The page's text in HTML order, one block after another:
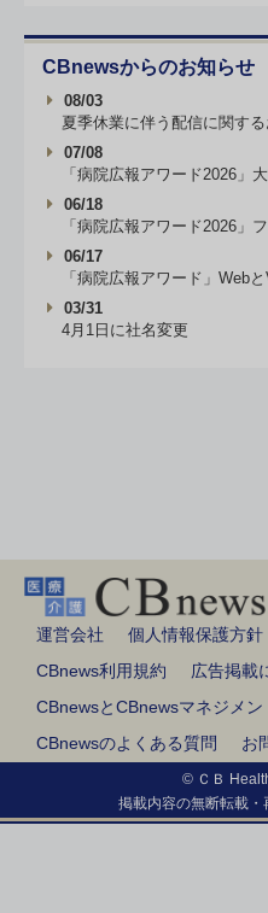
CBnewsからのお知らせ
08/03
夏季休業に伴う配信に関す
07/08
「病院広報アワード2026」
06/18
「病院広報アワード2026」
06/17
「病院広報アワード」Web
03/31
4月1日に社名変更
運営会社 個人情報保護方針
CBnews利用規約
広告掲載
CBnewsとCBnewsマネジメン
CBnewsのよくある質問
お
© ＣＢ
掲載内容の無断転載・